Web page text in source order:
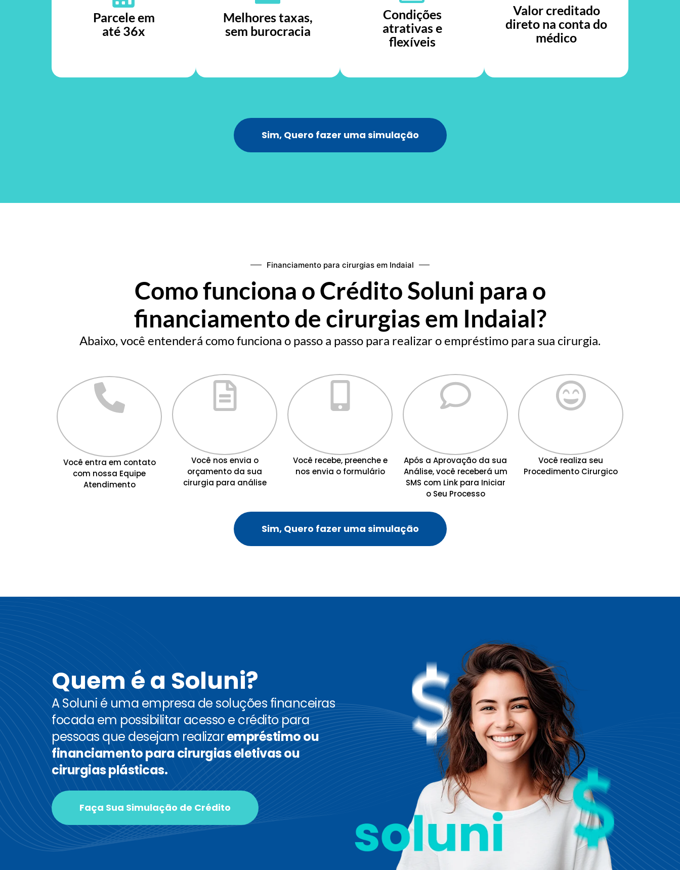
Parcele em
até 36x
Melhores taxas,
sem burocracia
Condições
atrativas e
flexíveis
Valor creditado
direto na conta do
médico
Sim, Quero fazer uma simulação
Financiamento para cirurgias em Indaial
Como funciona o Crédito Soluni para o
financiamento de cirurgias em Indaial?
Abaixo, você entenderá como funciona o passo a passo para realizar o empréstimo para sua cirurgia.
Você entra em contato
com nossa Equipe
Atendimento
Você nos envia o
orçamento da sua
cirurgia para análise
Você recebe, preenche e
nos envia o formulário
Após a Aprovação da sua
Análise, você receberá um
SMS com Link para Iniciar
o Seu Processo
Você realiza seu
Procedimento Cirurgico
Sim, Quero fazer uma simulação
Quem é a Soluni?
A Soluni é uma empresa de soluções financeiras
focada em possibilitar acesso e crédito para
pessoas que desejam realizarempréstimo ou
financiamento para cirurgias eletivas ou
cirurgias plásticas.
Faça Sua Simulação de Crédito